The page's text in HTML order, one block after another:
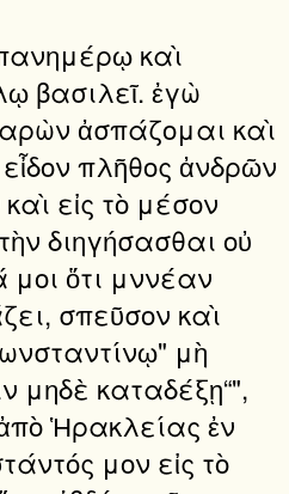
καὶ
βασιλεῖ. ἐγὼ
ἀσπάζομαι καὶ
πλῆθος ἀνδρῶν
εἰς τὸ μέσον
διηγήσασθαι οὐ
ὅτι μννέαν
σπεῦσον καὶ
μὴ
μηδὲ καταδέξῃ“",
Ἡρακλείας ἐν
μον εἰς τὸ